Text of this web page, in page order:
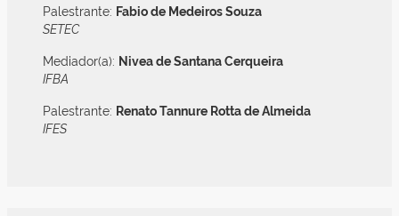
Palestrante: Fabio de Medeiros Souza
SETEC
Mediador(a): Nivea de Santana Cerqueira
IFBA
Palestrante: Renato Tannure Rotta de Almeida
IFES